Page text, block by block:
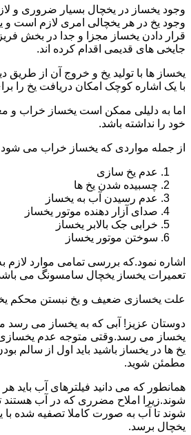
وجود یخساز در یخچال بسیار ضروری و
وجود یخ در هر یخچالی امری لازم است
قرار دادن یخساز مجزا و جدا در بخش
جایخی های قدیمی اقدام کرده اند.
یخساز ها با تولید یخ و خروج آن از
با یک اشاره کوچک امکان دریافت یخ را
اما به دلیلی ممکن است یخساز خراب و
خود را نداشته باشد.
از جمله مواردی که یخساز خراب می شود
عدم یخ سازی
چسبیده شدن یخ ها
عدم رسیدن آب به یخساز
صدای آزار دهنده موتور یخساز
خرابی جک بالابر یخساز
سوختن موتور یخساز
اشاره نمود.که بررسی تمامی موارد لازم
تعمیرات یخساز یخچال سامسونگ می
علت یخسازی ضعیف و یخ نبستن محکم
دوستان عزیز! آبی که به یخساز می رسد
یخساز می رسد.وقتی متوجه عدم
یخ ها در یخساز باشید باید اول از سالم
مطمئن شوید.
شوند.زیرا املاح مضرری که در آب
شوند تا آب به صورت کاملا تصفیه شده با
یخچال برسد.